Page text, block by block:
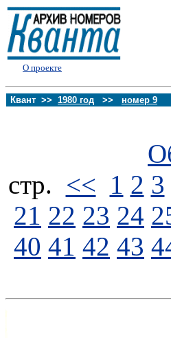
О проекте
Квант >> 1980 год >> номер 9
стp. << 1 2 3
21 22 23 24
40 41 42 43